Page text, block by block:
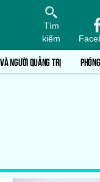
Tìm
kiếm
NGƯỜI QUẢNG TRỊ